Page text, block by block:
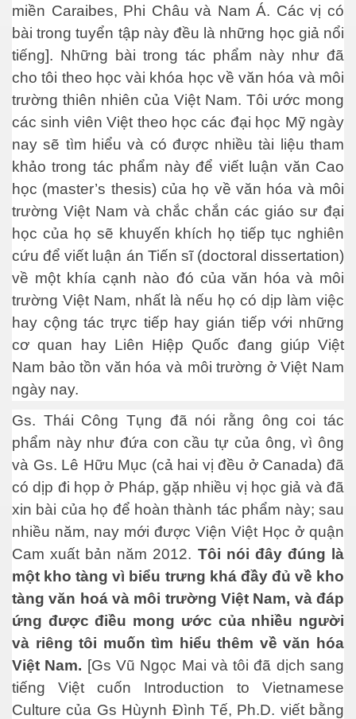
miền Caraibes, Phi Châu và Nam Á. Các vị có
bài trong tuyển tập này đều là những học giả nổi
tiếng]. Những bài trong tác phẩm này như đã
cho tôi theo học vài khóa học về văn hóa và môi
trường thiên nhiên của Việt Nam. Tôi ước mong
các sinh viên Việt theo học các đại học Mỹ ngày
nay sẽ tìm hiểu và có được nhiều tài liệu tham
khảo trong tác phẩm này để viết luận văn Cao
học (master’s thesis) của họ về văn hóa và môi
trường Việt Nam và chắc chắn các giáo sư đại
học của họ sẽ khuyến khích họ tiếp tục nghiên
cứu để viết luận án Tiến sĩ (doctoral dissertation)
về một khía cạnh nào đó của văn hóa và môi
trường Việt Nam, nhất là nếu họ có dịp làm việc
hay cộng tác trực tiếp hay gián tiếp với những
cơ quan hay Liên Hiệp Quốc đang giúp Việt
Nam bảo tồn văn hóa và môi trường ở Việt Nam
ngày nay.
Gs. Thái Công Tụng đã nói rằng ông coi tác
phẩm này như đứa con cầu tự của ông, vì ông
và Gs. Lê Hữu Mục (cả hai vị đều ở Canada) đã
có dịp đi họp ở Pháp, gặp nhiều vị học giả và đã
xin bài của họ để hoàn thành tác phẩm này; sau
nhiều năm, nay mới được Viện Việt Học ở quận
Cam xuất bản năm 2012. Tôi nói đây đúng là
một kho tàng vì biểu trưng khá đầy đủ về kho
tàng văn hoá và môi trường Việt Nam, và đáp
ứng được điều mong ước của nhiều người
và riêng tôi muốn tìm hiểu thêm về văn hóa
Việt Nam. [Gs Vũ Ngọc Mai và tôi đã dịch sang
tiếng Việt cuốn Introduction to Vietnamese
Culture của Gs Hùynh Đình Tế, Ph.D. viết bằng
BS Thú Y VNCH
Miền Nam VN. P 1
Miền Nam VN. Phần 2
Miền Nam VN. Phần 3
mẫu tử...